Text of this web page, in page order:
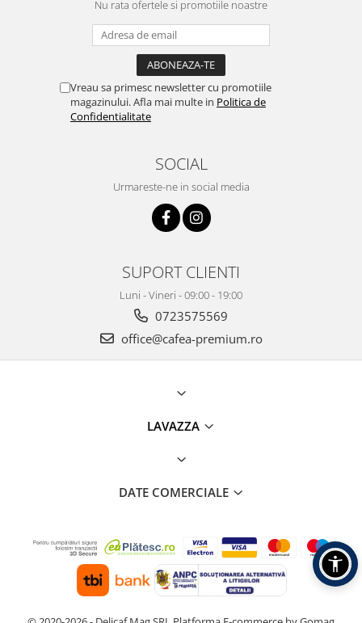
Nu rata ofertele si promotiile noastre
Vreau sa primesc newsletter cu promotiile
magazinului. Afla mai multe in Politica de
Confidentialitate
SOCIAL
Urmareste-ne in social media
SUPORT CLIENTI
Luni - Vineri - 09:00 - 19:00
0723575569
office@cafea-premium.ro
LAVAZZA
DATE COMERCIALE